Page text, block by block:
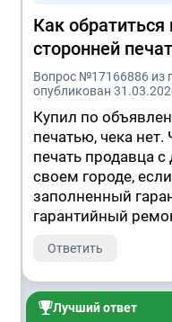
Как обратиться
сторонней
Вопрос №17166886 из
опубликован
Купил по
печатью, чека
печать продавца с
своем городе,
заполненный
гарантийный
Ответить
Лучший ответ